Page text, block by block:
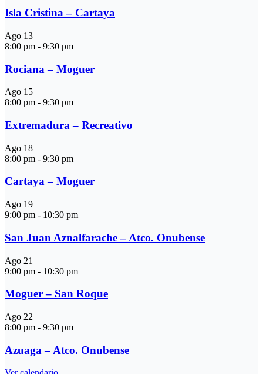
Isla Cristina – Cartaya
Ago 13
8:00 pm - 9:30 pm
Rociana – Moguer
Ago 15
8:00 pm - 9:30 pm
Extremadura – Recreativo
Ago 18
8:00 pm - 9:30 pm
Cartaya – Moguer
Ago 19
9:00 pm - 10:30 pm
San Juan Aznalfarache – Atco. Onubense
Ago 21
9:00 pm - 10:30 pm
Moguer – San Roque
Ago 22
8:00 pm - 9:30 pm
Azuaga – Atco. Onubense